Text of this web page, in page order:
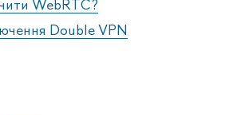
WebRTC?
Double VPN